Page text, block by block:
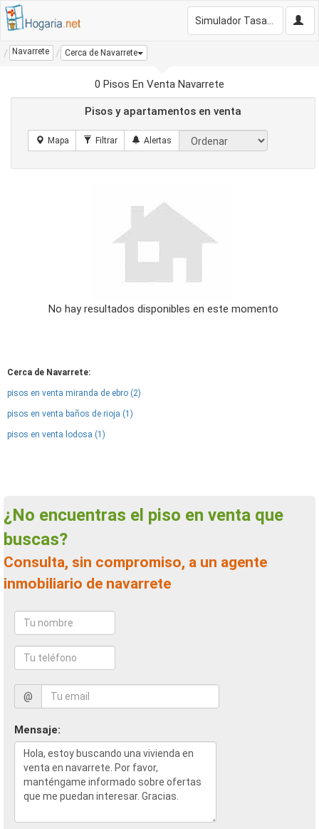
Navarrete Cerca de Navarrete
0 Pisos En Venta Navarrete
Pisos y apartamentos en venta
No hay resultados disponibles en este momento
Cerca de Navarrete:
pisos en venta miranda de ebro (2)
pisos en venta baños de rioja (1)
pisos en venta lodosa (1)
¿No encuentras el piso en venta que
buscas?
Consulta, sin compromiso, a un agente
inmobiliario de navarrete
@
Mensaje: